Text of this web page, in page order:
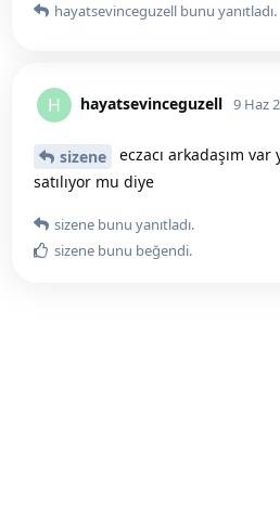
hayatsevinceguzell bunu yanıtladı.
H hayatsevinceguzell 9 Haz
sizene
eczacı arkadaşım
satılıyor mu diye
sizene bunu yanıtladı.
sizene bunu beğendi.